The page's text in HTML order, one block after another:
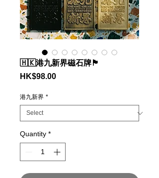
🇭🇰港九新界磁石牌🏴
HK$98.00Price
港九新界 *
Quantity *